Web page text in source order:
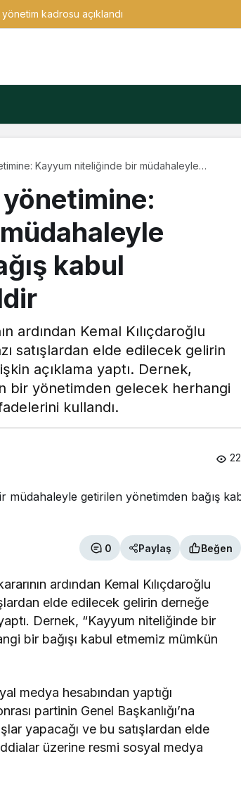
yönetim kadrosu açıklandı
Kayyum niteliğinde bir müdahaleyle
yönetimine:
kabul
ardından Kemal Kılıçdaroğlu
satışlardan elde edilecek gelirin
açıklama yaptı. Dernek,
bir yönetimden gelecek herhangi
kullandı.
22
0 Paylaş Beğen
ardından Kemal Kılıçdaroğlu
elde edilecek gelirin derneğe
Dernek, “Kayyum niteliğinde bir
bir bağışı kabul etmemiz mümkün
medya hesabından yaptığı
partinin Genel Başkanlığı’na
yapacağı ve bu satışlardan elde
üzerine resmi sosyal medya